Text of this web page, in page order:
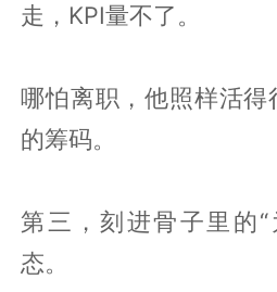
走，KPI量不了。
哪怕离职，他照样活
的筹码。
第三，刻进骨子里的
态。